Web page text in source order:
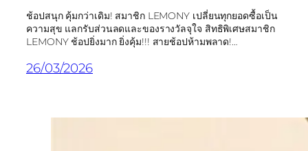
ช้อปสนุก คุ้มกว่าเดิม! สมาชิก LEMONY เปลี่ยนทุกยอดซื้อเป็น
ความสุข แลกรับส่วนลดและของรางวัลจุใจ สิทธิพิเศษสมาชิก
LEMONY ช้อปยิ่งมาก ยิ่งคุ้ม!!! สายช้อปห้ามพลาด!…
26/03/2026